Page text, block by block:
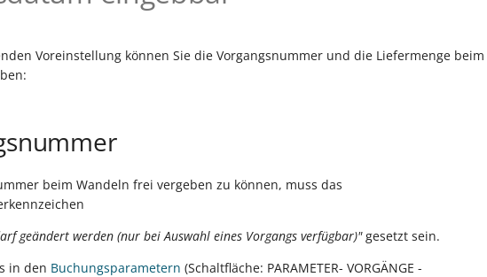
Voreinstellung können Sie die Vorgangsnummer und die Liefermenge beim
beim Wandeln frei vergeben zu können, muss das
geändert werden (nur bei Auswahl eines Vorgangs verfügbar)"gesetzt sein.
in den Buchungsparametern (Schaltfläche: PARAMETER- VORGÄNGE -